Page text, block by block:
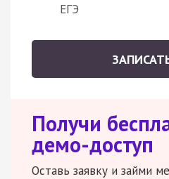
ЕГЭ
Получи
демо-доступ
Оставь заявку и займи